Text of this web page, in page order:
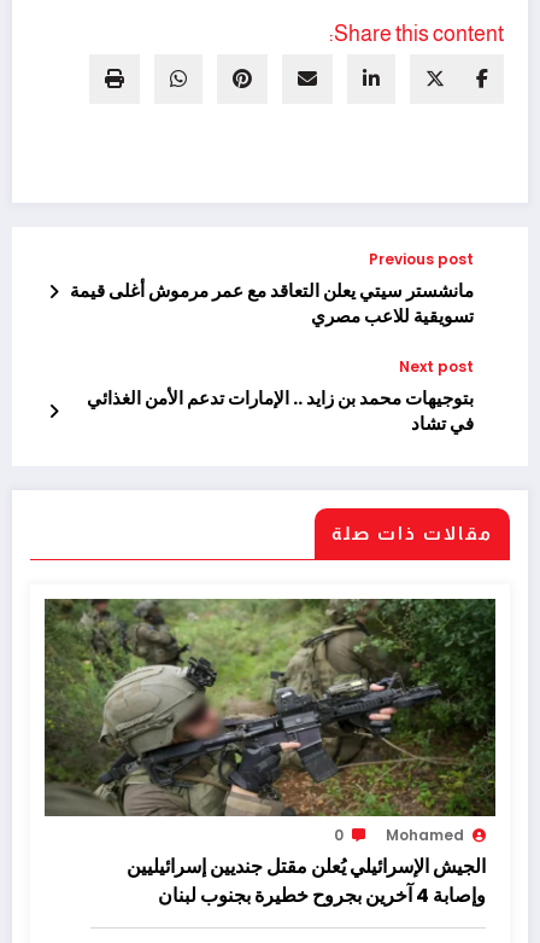
Share this content:
Previous post
مانشستر سيتي يعلن التعاقد مع عمر مرموش أغلى قيمة
تسويقية للاعب مصري
Next post
بتوجيهات محمد بن زايد .. الإمارات تدعم الأمن الغذائي
في تشاد
مقالات ذات صلة
Mohamed
0
الجيش الإسرائيلي يُعلن مقتل جنديين إسرائيليين
وإصابة 4 آخرين بجروح خطيرة بجنوب لبنان